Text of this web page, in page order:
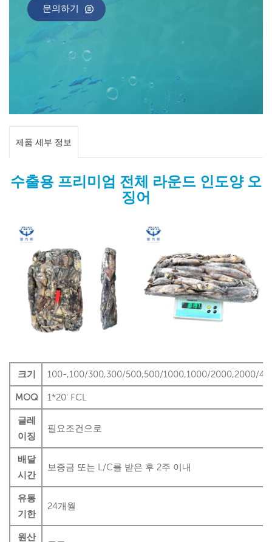
문의하기
제품 세부 정보
수출용 프리미엄 전체 라운드 인도양 오
징어
크기 100-,100/300,300/500,500/1000,1000/2000,2000/
MOQ 1*20' FCL
글레
이징
필요조건으로
배달
시간
보증금 또는 L/C를 받은 후 2주 이내
유통
기한
24개월
원산